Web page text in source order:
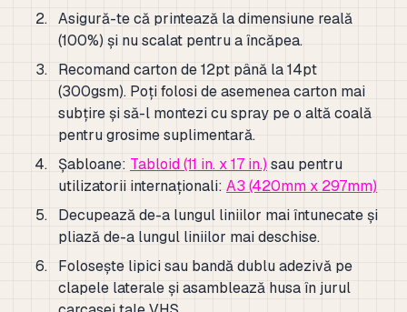
Asigură-te că printează la dimensiune reală
(100%) și nu scalat pentru a încăpea.
Recomand carton de 12pt până la 14pt
(300gsm). Poți folosi de asemenea carton mai
subțire și să-l montezi cu spray pe o altă coală
pentru grosime suplimentară.
Șabloane: Tabloid (11 in. x 17 in.) sau pentru
utilizatorii internaționali: A3 (420mm x 297mm)
Decupează de-a lungul liniilor mai întunecate și
pliază de-a lungul liniilor mai deschise.
Folosește lipici sau bandă dublu adezivă pe
clapele laterale și asamblează husa în jurul